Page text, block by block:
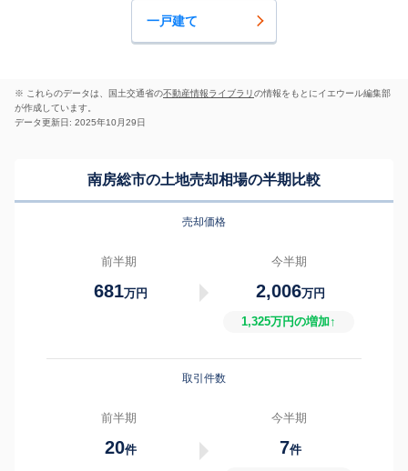
一戸建て
※ これらのデータは、国土交通省の不動産情報ライブラリの情報をもとにイエウール編集部
が作成しています。
データ更新日: 2025年10月29日
南房総市の土地売却相場の半期比較
売却価格
前半期
681万円
今半期
2,006万円
1,325万円の増加↑
取引件数
前半期
20件
今半期
7件